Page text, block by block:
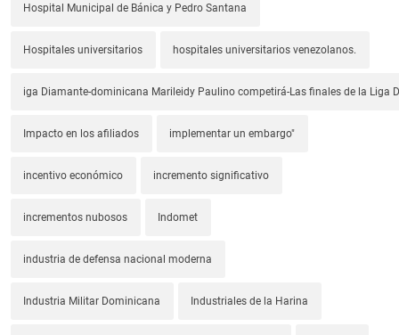
Hospital Municipal de Bánica y Pedro Santana
Hospitales universitarios hospitales universitarios venezolanos.
iga Diamante-dominicana Marileidy Paulino competirá-Las finales de la Liga
Impacto en los afiliados implementar un embargo"
incentivo económico incremento significativo
incrementos nubosos Indomet
industria de defensa nacional moderna
Industria Militar Dominicana Industriales de la Harina